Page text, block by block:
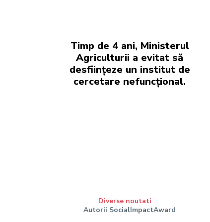
Timp de 4 ani, Ministerul
Agriculturii a evitat să
desființeze un institut de
cercetare nefuncțional.
Diverse noutati
Autorii SocialImpactAward